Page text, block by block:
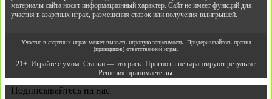
материалы сайта носят информационный характер. Сайт не имеет функций для
участия в азартных играх, размещения ставок или получения выигрышей.
Участие в азартных играх может вызвать игровую зависимость. Придерживайтесь правил
(принципов) ответственной игры.
21+. Играйте с умом. Ставки — это риск. Прогнозы не гарантируют результат.
Решения принимаете вы.
Подписывайтесь на нас